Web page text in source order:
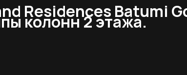
Residences Batumi
колонн 2 этажа.